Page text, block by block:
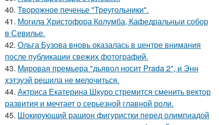
40. Творожное печенье "Треугольники".
41. Могила Христофора Колумба, Кафедральныи собор
в Севилье.
42. Ольга Бузова вновь оказалась в центре внимания
после публикации свежих фотографий.
43. Мировая премьера "дьявол носит Prada 2", и Энн
хэтэуэй решила не мелочиться.
44. Актриса Екатерина Шкуро стремится сменить вектор
развития и мечтает о серьезной главной роли.
45. Шокирующий рацион фигуристки перед олимпиадой